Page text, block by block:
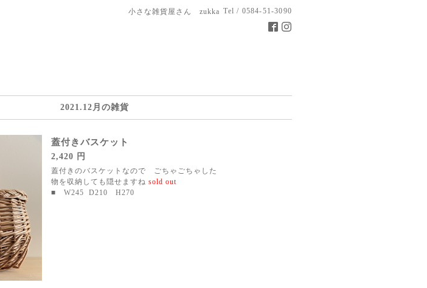
小さな雑貨屋さん zukka Tel / 0584-51-3090
2021.12月の雑貨
蓋付きバスケット
2,420 円
蓋付きのバスケットなので ごちゃごちゃした
物を収納しても隠せますね sold out
■ W245 D210 H270